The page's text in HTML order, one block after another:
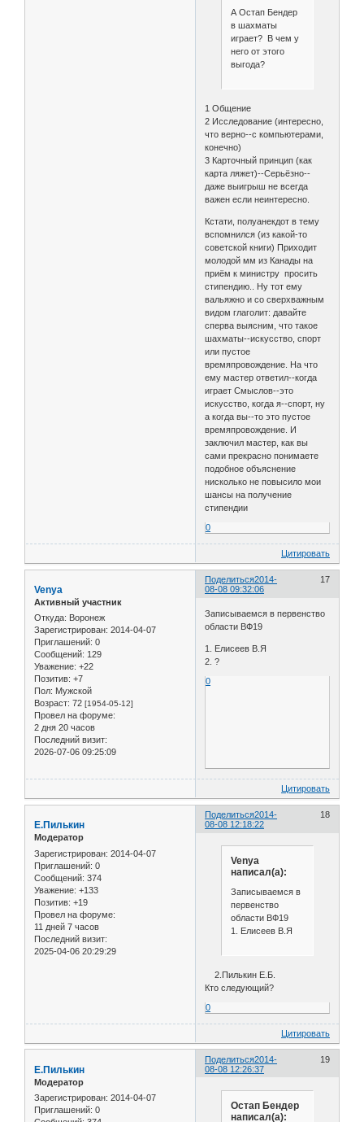
А Остап Бендер
в шахматы
играет? В чем у
него от этого
выгода?
1 Общение
2 Исследование (интересно,
что верно--с компьютерами,
конечно)
3 Карточный принцип (как
карта ляжет)--Серьёзно--
даже выигрыш не всегда
важен если неинтересно.
Кстати, полуанекдот в тему
вспомнился (из какой-то
советской книги) Приходит
молодой мм из Канады на
приём к министру просить
стипендию.. Ну тот ему
вальяжно и со сверхважным
видом глаголит: давайте
сперва выясним, что такое
шахматы--искусство, спорт
или пустое
времяпровождение. На что
ему мастер ответил--когда
играет Смыслов--это
искусство, когда я--спорт, ну
а когда вы--то это пустое
времяпровождение. И
заключил мастер, как вы
сами прекрасно понимаете
подобное объяснение
нисколько не повысило мои
шансы на получение
стипендии
0
Цитировать
Поделиться 17
2014-
08-08 09:32:06
Venya
Активный участник
Откуда: Воронеж
Зарегистрирован: 2014-04-07
Приглашений: 0
Сообщений: 129
Уважение: +22
Позитив: +7
Пол: Мужской
Возраст: 72 [1954-05-12]
Провел на форуме:
2 дня 20 часов
Последний визит:
2026-07-06 09:25:09
Записываемся в первенство
области ВФ19
1. Елисеев В.Я
2. ?
0
Цитировать
Поделиться 18
2014-
08-08 12:18:22
Е.Пилькин
Модератор
Зарегистрирован: 2014-04-07
Приглашений: 0
Сообщений: 374
Уважение: +133
Позитив: +19
Провел на форуме:
11 дней 7 часов
Последний визит:
2025-04-06 20:29:29
Venya
написал(а):
Записываемся в
первенство
области ВФ19
1. Елисеев В.Я
2.Пилькин Е.Б.
Кто следующий?
0
Цитировать
Поделиться 19
2014-
08-08 12:26:37
Е.Пилькин
Модератор
Зарегистрирован: 2014-04-07
Приглашений: 0
Остап Бендер
написал(а):